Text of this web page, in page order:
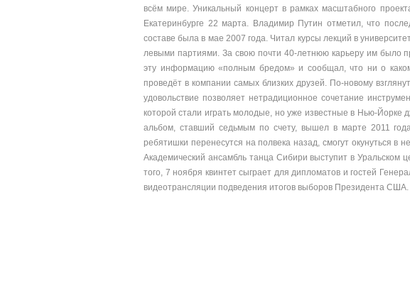
всём мире. Уникальный концерт в рамках масштабного
Екатеринбурге 22 марта. Владимир Путин отметил, что
составе была в мае 2007 года. Читал курсы лекций в
левыми партиями. За свою почти 40-летнюю карьеру им было
эту информацию «полным бредом» и сообщал, что ни о
проведёт в компании самых близких друзей. По-новому
удовольствие позволяет нетрадиционное сочетание
которой стали играть молодые, но уже известные в Нью-Йорке
альбом, ставший седьмым по счету, вышел в марте 2011
ребятишки перенесутся на полвека назад, смогут окунуться в
Академический ансамбль танца Сибири выступит в Уральском
того, 7 ноября квинтет сыграет для дипломатов и гостей
видеотрансляции подведения итогов выборов Президента США.